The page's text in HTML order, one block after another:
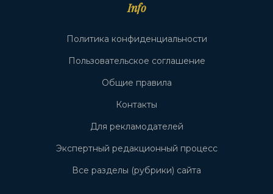
Info
Политика конфиденциальности
Пользовательское соглашение
Общие правила
Контакты
Для рекламодателей
Экспертный редакционный процесс
Все разделы (рубрики) сайта